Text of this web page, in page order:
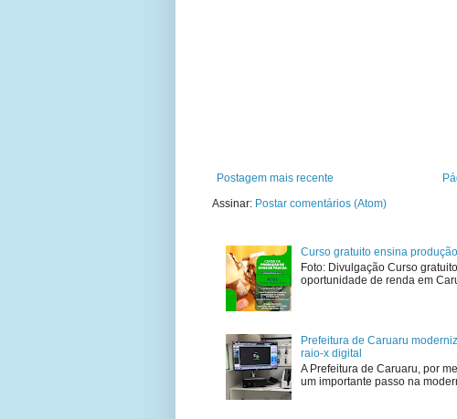
Postagem mais recente
Assinar: Postar comentários (Atom)
Curso gratuito ensina
Foto: Divulgação Curso
oportunidade de renda em
Prefeitura de Caruaru
raio-x digital
A Prefeitura de Caruaru, por
um importante passo na